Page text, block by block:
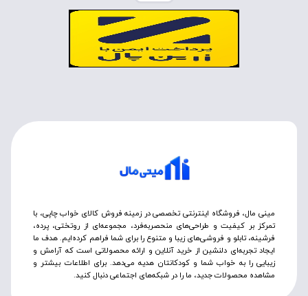
مینی مال، فروشگاه اینترنتی تخصصی در زمینه فروش کالای خواب چاپی، با
تمرکز بر کیفیت و طراحی‌های منحصربه‌فرد، مجموعه‌ای از روتختی‌، پرده،
فرشینه، تابلو و فروشی‌های زیبا و متنوع را برای شما فراهم کرده‌ایم. هدف ما
ایجاد تجربه‌ای دلنشین از خرید آنلاین و ارائه محصولاتی است که آرامش و
زیبایی را به خواب شما و کودکانتان هدیه می‌دهد. برای اطلاعات بیشتر و
مشاهده محصولات جدید، ما را در شبکه‌های اجتماعی دنبال کنید.